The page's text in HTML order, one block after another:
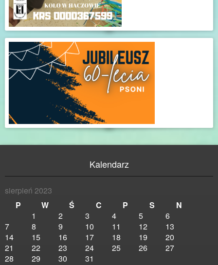
Kalendarz
sierpień 2023
P
W Ś C P S N
1 2 3 4 5
6
7
8 9 10 11 12
13
14
15 16 17 18 19
20
21
22 23 24 25 26
27
28
29 30 31